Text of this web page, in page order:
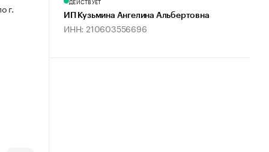
г.
ИП Кузьмина Ангелина Альбертовна
ИНН: 210603556696